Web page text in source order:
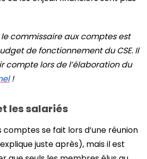
commissaire aux comptes est
de fonctionnement du CSE. Il
compte lors de l’élaboration du
!
les salariés
comptes se fait lors d’une réunion
juste après), mais il est